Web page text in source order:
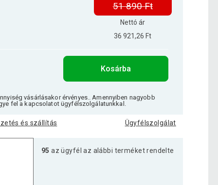
51 890 Ft
Nettó ár
36 921,26 Ft
Kosárba
vásárlásakor érvényes.. Amennyiben nagyobb
fel a kapcsolatot ügyfélszolgálatunkkal.
és szállítás Ügyfélszolgálat
95 az ügyfél az alábbi terméket rendelte